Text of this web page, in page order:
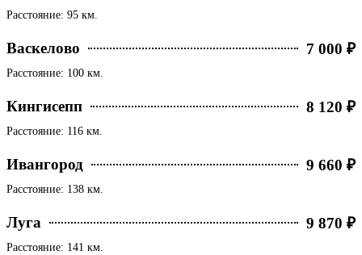
Расстояние: 95 км.
Васкелово 7 000 ₽
Расстояние: 100 км.
Кингисепп 8 120 ₽
Расстояние: 116 км.
Ивангород 9 660 ₽
Расстояние: 138 км.
Луга 9 870 ₽
Расстояние: 141 км.